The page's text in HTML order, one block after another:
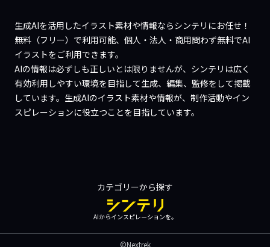
生成AIを活用したイラスト素材や情報ならシンテリにお任せ！
無料（フリー）で利用可能、個人・法人・商用問わず無料でAI
イラストをご利用できます。
AIの情報は必ずしも正しいとは限りませんが、シンテリは広く
有効利用しやすい環境を目指して生成、編集、監修をして掲載
しています。生成AIのイラスト素材や情報が、制作活動やイン
スピレーションに役立つことを目指しています。
カテゴリーから探す
AIからインスピレーションを。
©Nextrek